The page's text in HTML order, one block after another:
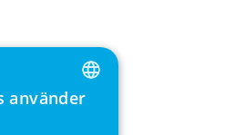
ENGLISH
använder